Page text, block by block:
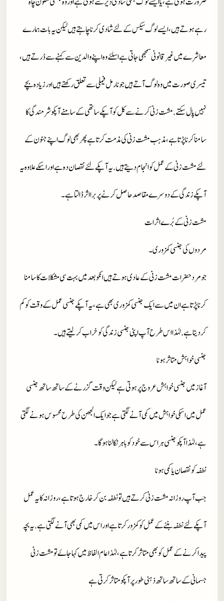
رہے ہوتے ہیں، ایسے لوگ سیکس کے لئے شادی کرنا چاہتے ہیں لیکن یہ بات ہمارے
معاشرے میں غیر قانونی سمجھی جاتی ہے اسلئے وہ اپنے والدین سے کہنے سے ڈرتے ہیں،
تیسری صورت میں وہ لوگ آتے ہیں جو نارمل فیملی سے تعلق رکھتے ہیں اور زیادہ بچے
نہیں پال سکتے. مشت زنی کرنے سے کل کو آپکے ساتھی کے سامنے آپکو شرمندگی کا
سامنا کرنا پڑتا ہے، مذہب مشت زنی کی مذمت کرتا ہے پھر بھی لوگ اپنے جنون کے
لئے مشت زنی کے عمل کو انجام دیتے ہیں. یہ آپکے لئے نقصان دہ ہے اور اسکے علاوہ یہ
آپکے زندگی کے دوسرے مقاصد حاصل کرنے پر برا اثر ڈالتا ہے۔
مشت زنی کے بُرے اثرات
مردوں کی جنسی کمزوری۔
جو مرد حضرات مشت زنی کے عادی ہوتے ہیں انکو بعد میں بہت سی مشکلات کا سامنا
کرنا پڑتا ہے ان میں سے ایک جنسی کمزوری بھی ہے، یہ آپکے جنسی عمل کے وقت کو کم
کر دیتا ہے. لہٰذا اس طرح آپ اپنی جنسی زندگی کو خراب کر لیتے ہیں۔
جنسی خواہش متاثر ہونا
آغاز میں جنسی خواہش عروج پر ہوتی ہے لیکن وقت گزرنے کے ساتھ ساتھ جنسی
عمل میں اسکی خواہش میں کمی آنے لگتی ہے جو ایک الجھن کی طرح محسوس ہونے لگتی
ہے، لہٰذا آپکو جنسی ہراس سے خود کو باہر نکالنا ہوگا۔
نطفہ کو نقصان یا کمی ہونا
جب آپ روزانہ مشت زنی کرتے ہیں تو نطفہ بن کر خارج ہوتا ہے، روزانہ کا یہ عمل
آپکے لئے نطفہ بننے کے عمل کو کمزور کرتا ہے اور اس میں کمی بھی آنے لگتی ہے. یہ بچہ
پیدا کرنے کے عمل کو بھی متاثر کرتا ہے، لہٰذا عام الفاظ میں کہا جاۓ تو مشت زنی
جسمانی کے ساتھ ساتھ ذہنی طور پر آپکو متاثر کرتی ہے